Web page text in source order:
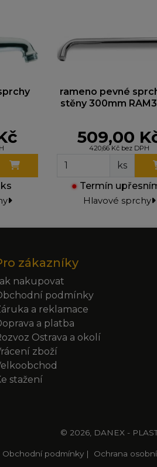
rameno pevné
stěny 300mm
509,00
420,66 Kč bez DPH
ks
● Termín
Hlavové sprchy
zákazníky
nakupovat
podmínky
a reklamace
a platba
Ostrava a okolí
zboží
stažení
© 2026, DANEX - PLAST
Obchodní podmínky| Ochrana
nebude se vám